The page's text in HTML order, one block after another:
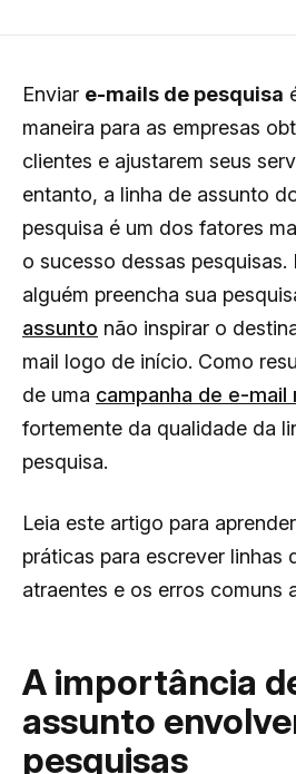
Enviar e-mails de pesquisa
maneira para as empresas
clientes e ajustarem seus
entanto, a linha de assunto
pesquisa é um dos fatores
o sucesso dessas pesquisas.
alguém preencha sua
assunto não inspirar o
mail logo de início. Como
de uma campanha de e-mail
fortemente da qualidade da
pesquisa.
Leia este artigo para
práticas para escrever linhas
atraentes e os erros comuns
A importância
assunto
pesquisas